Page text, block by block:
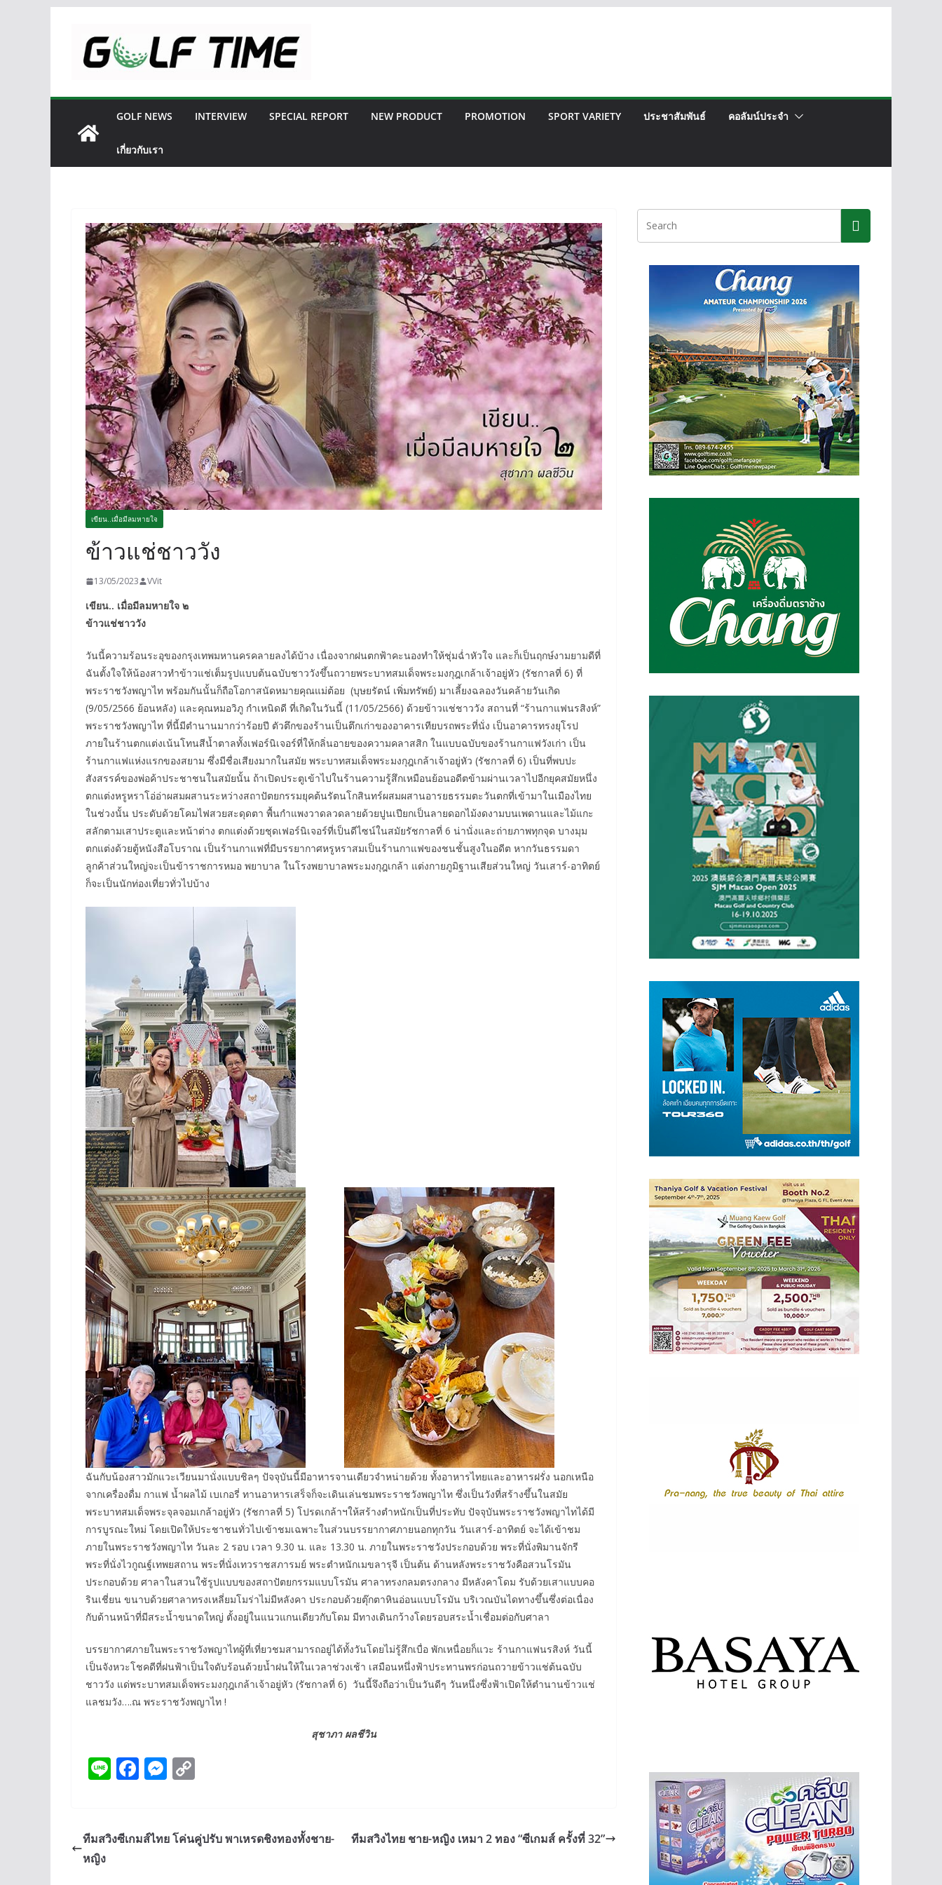
content
GOLF NEWS INTERVIEW SPECIAL REPORT NEW PRODUCT PROMOTION SPORT VARIETY ประชาสัมพันธ์ คอลัมน์ประจำ
เกี่ยวกับเรา
เขียน..เมื่อมีลมหายใจ
ข้าวแช่ชาววัง
13/05/2023 VVit
เขียน.. เมื่อมีลมหายใจ ๒
ข้าวแช่ชาววัง
วันนี้ความร้อนระอุของกรุงเทพมหานครคลายลงได้บ้าง เนื่องจากฝนตกฟ้าคะนองทำให้ชุ่มฉ่ำหัวใจ และก็เป็นฤกษ์งามยามดีที่
ฉันตั้งใจให้น้องสาวทำข้าวแช่เต็มรูปแบบต้นฉบับชาววังขึ้นถวายพระบาทสมเด็จพระมงกุฎเกล้าเจ้าอยู่หัว (รัชกาลที่ 6) ที่
พระราชวังพญาไท พร้อมกันนั้นก็ถือโอกาสนัดหมายคุณแม่ต้อย (บุษยรัตน์ เพิ่มทรัพย์) มาเลี้ยงฉลองวันคล้ายวันเกิด
(9/05/2566 ย้อนหลัง) และคุณหมอวิภู กำเหนิดดี ที่เกิดในวันนี้ (11/05/2566) ด้วยข้าวแช่ชาววัง สถานที่ “ร้านกาแฟนรสิงห์”
พระราชวังพญาไท ที่นี้มีตำนานมากว่าร้อยปี ตัวตึกของร้านเป็นตึกเก่าของอาคารเทียบรถพระที่นั่ง เป็นอาคารทรงยุโรป
ภายในร้านตกแต่งเน้นโทนสีน้ำตาลทั้งเฟอร์นิเจอร์ที่ให้กลิ่นอายของความคลาสสิก ในแบบฉบับของร้านกาแฟวังเก่า เป็น
ร้านกาแฟแห่งแรกของสยาม ซึ่งมีชื่อเสียงมากในสมัย พระบาทสมเด็จพระมงกุฎเกล้าเจ้าอยู่หัว (รัชกาลที่ 6) เป็นที่พบปะ
สังสรรค์ของพ่อค้าประชาชนในสมัยนั้น ถ้าเปิดประตูเข้าไปในร้านความรู้สึกเหมือนย้อนอดีตข้ามผ่านเวลาไปอีกยุคสมัยหนึ่ง
ตกแต่งหรูหราโอ่อ่าผสมผสานระหว่างสถาปัตยกรรมยุคต้นรัตนโกสินทร์ผสมผสานอารยธรรมตะวันตกที่เข้ามาในเมืองไทย
ในช่วงนั้น ประดับด้วยโคมไฟสวยสะดุดตา พื้นกำแพงวาดลวดลายด้วยปูนเปียกเป็นลายดอกไม้งดงามบนเพดานและไม้แกะ
สลักตามเสาประตูและหน้าต่าง ตกแต่งด้วยชุดเฟอร์นิเจอร์ที่เป็นดีไซน์ในสมัยรัชกาลที่ 6 น่านั่งและถ่ายภาพทุกจุด บางมุม
ตกแต่งด้วยตู้หนังสือโบราณ เป็นร้านกาแฟที่มีบรรยากาศหรูหราสมเป็นร้านกาแฟของชนชั้นสูงในอดีต หากวันธรรมดา
ลูกค้าส่วนใหญ่จะเป็นข้าราชการหมอ พยาบาล ในโรงพยาบาลพระมงกุฎเกล้า แต่งกายภูมิฐานเสียส่วนใหญ่ วันเสาร์-อาทิตย์
ก็จะเป็นนักท่องเที่ยวทั่วไปบ้าง
ฉันกับน้องสาวมักแวะเวียนมานั่งแบบชิลๆ ปัจจุบันนี้มีอาหารจานเดียวจำหน่ายด้วย ทั้งอาหารไทยและอาหารฝรั่ง นอกเหนือ
จากเครื่องดื่ม กาแฟ น้ำผลไม้ เบเกอรี่ ทานอาหารเสร็จก็จะเดินเล่นชมพระราชวังพญาไท ซึ่งเป็นวังที่สร้างขึ้นในสมัย
พระบาทสมเด็จพระจุลจอมเกล้าอยู่หัว (รัชกาลที่ 5) โปรดเกล้าฯให้สร้างตำหนักเป็นที่ประทับ ปัจจุบันพระราชวังพญาไทได้มี
การบูรณะใหม่ โดยเปิดให้ประชาชนทั่วไปเข้าชมเฉพาะในส่วนบรรยากาศภายนอกทุกวัน วันเสาร์-อาทิตย์ จะได้เข้าชม
ภายในพระราชวังพญาไท วันละ 2 รอบ เวลา 9.30 น. และ 13.30 น. ภายในพระราชวังประกอบด้วย พระที่นั่งพิมานจักรี
พระที่นั่งไวกูณฐ์เทพยสถาน พระที่นั่งเทวราชสภารมย์ พระตำหนักเมขลารุจี เป็นต้น ด้านหลังพระราชวังคือสวนโรมัน
ประกอบด้วย ศาลาในสวนใช้รูปแบบของสถาปัตยกรรมแบบโรมัน ศาลาทรงกลมตรงกลาง มีหลังคาโดม รับด้วยเสาแบบคอ
รินเชี่ยน ขนาบด้วยศาลาทรงเหลี่ยมโมร่าไม่มีหลังคา ประกอบด้วยตุ๊กตาหินอ่อนแบบโรมัน บริเวณบันไดทางขึ้นซึ่งต่อเนื่อง
กับด้านหน้าที่มีสระน้ำขนาดใหญ่ ตั้งอยู่ในแนวแกนเดียวกับโดม มีทางเดินกว้างโดยรอบสระน้ำเชื่อมต่อกับศาลา
บรรยากาศภายในพระราชวังพญาไทผู้ที่เที่ยวชมสามารถอยู่ได้ทั้งวันโดยไม่รู้สึกเบื่อ พักเหนื่อยก็แวะ ร้านกาแฟนรสิงห์ วันนี้
เป็นจังหวะโชคดีที่ฝนฟ้าเป็นใจดับร้อนด้วยน้ำฝนให้ในเวลาช่วงเช้า เสมือนหนึ่งฟ้าประทานพรก่อนถวายข้าวแช่ต้นฉบับ
ชาววัง แด่พระบาทสมเด็จพระมงกุฎเกล้าเจ้าอยู่หัว (รัชกาลที่ 6) วันนี้จึงถือว่าเป็นวันดีๆ วันหนึ่งซึ่งฟ้าเปิดให้ตำนานข้าวแช่
แลชมวัง….ณ พระราชวังพญาไท !
สุชาภา ผลชีวิน
Li F
b
M
e y
ทีมสวิงซีเกมส์ไทย โค่นคู่ปรับ พาเหรดชิงทองทั้งชาย-
หญิง
ทีมสวิงไทย ชาย-หญิง เหมา 2 ทอง “ซีเกมส์ ครั้งที่ 32”